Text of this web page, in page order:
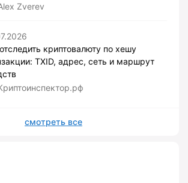
Zverev
криптовалюту по хешу
TXID, адрес, сеть и маршрут
смотреть все